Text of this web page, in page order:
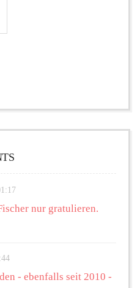
nur gratulieren.
- ebenfalls seit 2010 -